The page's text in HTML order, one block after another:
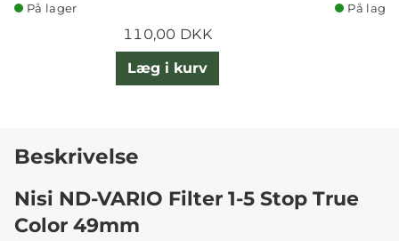
På lager
110,00 DKK
Læg i kurv
På lager
Beskrivelse
Nisi ND-VARIO Filter 1-5 Stop True
Color 49mm